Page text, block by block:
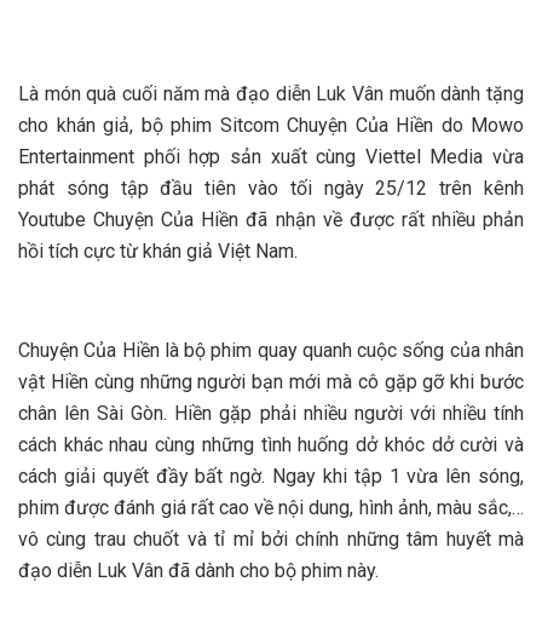
Là món quà cuối năm mà đạo diễn Luk Vân muốn dành tặng
cho khán giả, bộ phim Sitcom Chuyện Của Hiền do Mowo
Entertainment phối hợp sản xuất cùng Viettel Media vừa
phát sóng tập đầu tiên vào tối ngày 25/12 trên kênh
Youtube Chuyện Của Hiền đã nhận về được rất nhiều phản
hồi tích cực từ khán giả Việt Nam.
Chuyện Của Hiền là bộ phim quay quanh cuộc sống của nhân
vật Hiền cùng những người bạn mới mà cô gặp gỡ khi bước
chân lên Sài Gòn. Hiền gặp phải nhiều người với nhiều tính
cách khác nhau cùng những tình huống dở khóc dở cười và
cách giải quyết đầy bất ngờ. Ngay khi tập 1 vừa lên sóng,
phim được đánh giá rất cao về nội dung, hình ảnh, màu sắc,…
vô cùng trau chuốt và tỉ mỉ bởi chính những tâm huyết mà
đạo diễn Luk Vân đã dành cho bộ phim này.